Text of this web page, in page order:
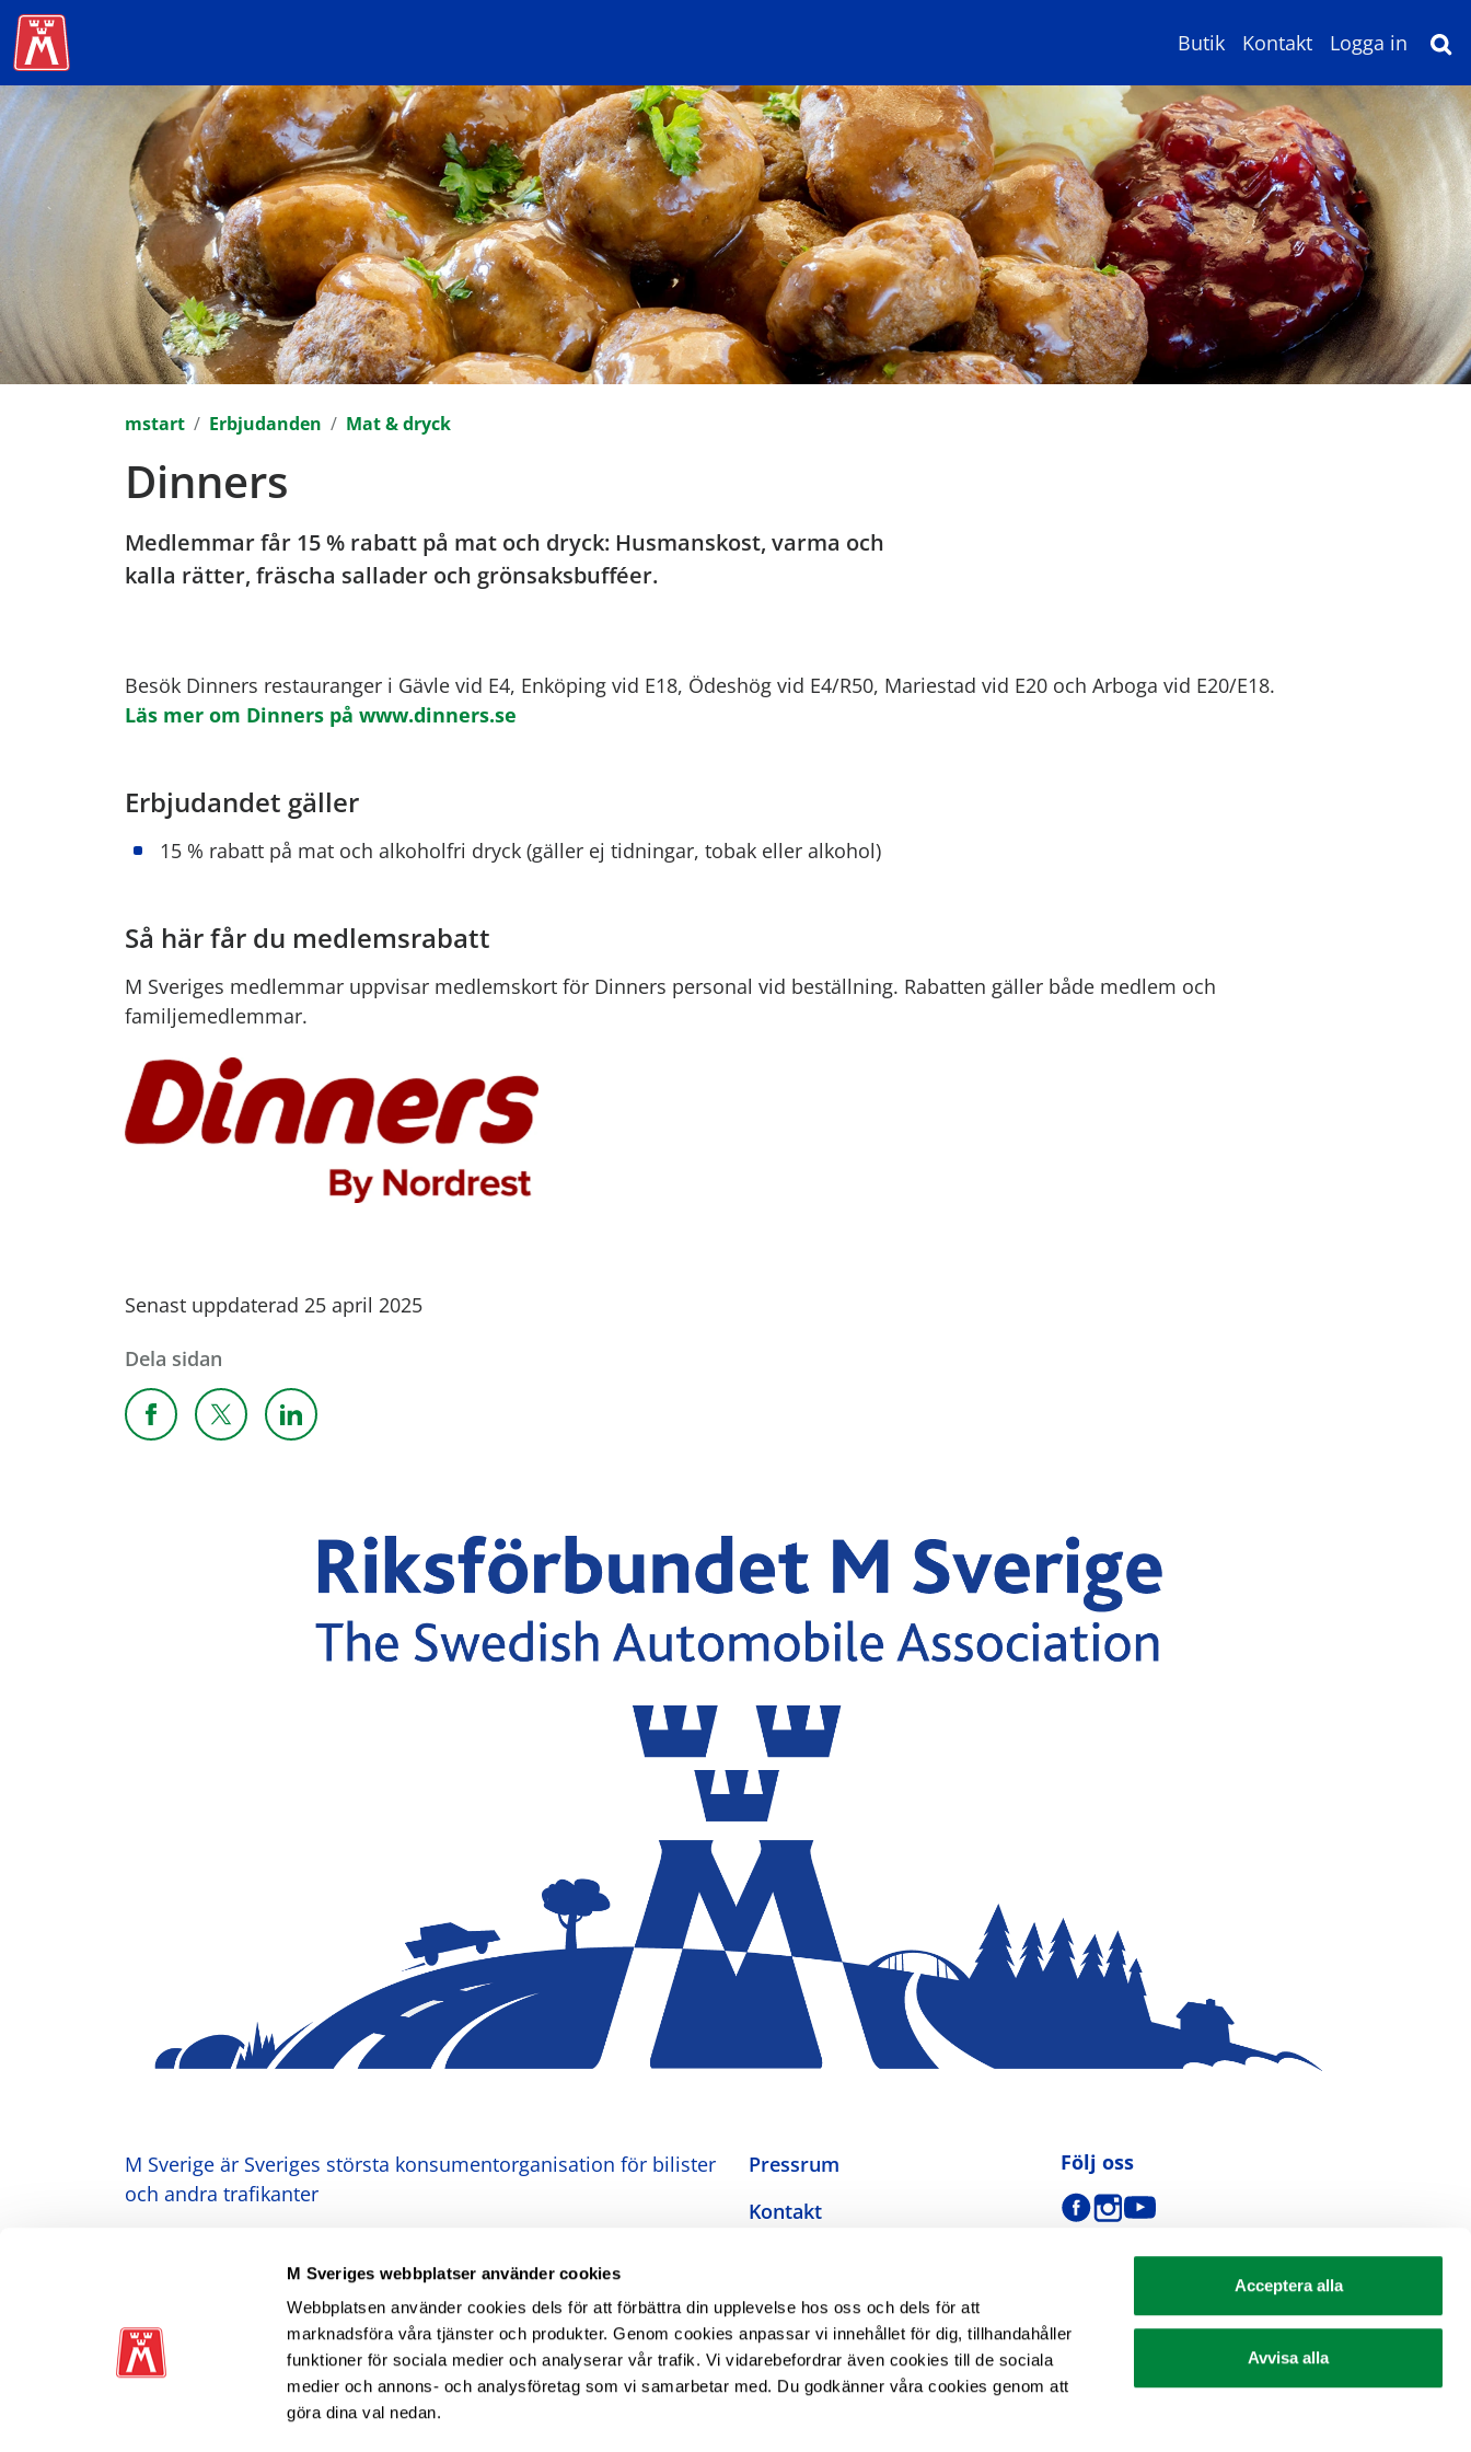
M Sveriges webbplatser använder cookies
Webbplatsen använder cookies dels för att förbättra din upplevelse hos oss och dels för att
marknadsföra våra tjänster och produkter. Genom cookies anpassar vi innehållet för dig, tillhandahåller
funktioner för sociala medier och analyserar vår trafik. Vi vidarebefordrar även cookies till de sociala
medier och annons- och analysföretag som vi samarbetar med. Du godkänner våra cookies genom att
göra dina val nedan.
Acceptera alla
Avvisa alla
Butik Kontakt Logga in
mstart Erbjudanden Mat & dryck
Dinners
Medlemmar får 15 % rabatt på mat och dryck: Husmanskost, varma och
kalla rätter, fräscha sallader och grönsaksbufféer.
Besök Dinners restauranger i Gävle vid E4, Enköping vid E18, Ödeshög vid E4/R50, Mariestad vid E20 och Arboga vid E20/E18.
Läs mer om Dinners på www.dinners.se
Erbjudandet gäller
15 % rabatt på mat och alkoholfri dryck (gäller ej tidningar, tobak eller alkohol)
Så här får du medlemsrabatt
M Sveriges medlemmar uppvisar medlemskort för Dinners personal vid beställning. Rabatten gäller både medlem och
familjemedlemmar.
Senast uppdaterad 25 april 2025
Dela sidan
Dela sidan på Facebook
Dela sidan på XDela sidan på Linkedin
M Sverige är Sveriges största konsumentorganisation för bilister
och andra trafikanter
Pressrum
Kontakt
Integritetspolicy
Inställningar för cookies
Tillgänglighetsredogörelse
Följ oss